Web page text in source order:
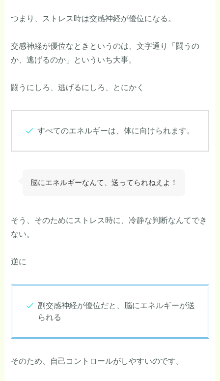
つまり、ストレス時は交感神経が優位になる。
交感神経が優位なときというのは、文字通り「闘うの
か、逃げるのか」といういち大事。
闘うにしろ、逃げるにしろ、とにかく
すべてのエネルギーは、体に向けられます。
脳にエネルギーなんて、送ってられねえよ！
そう、そのためにストレス時に、冷静な判断なんてでき
ない。
逆に
副交感神経が優位だと、脳にエネルギーが送
られる
そのため、自己コントロールがしやすいのです。